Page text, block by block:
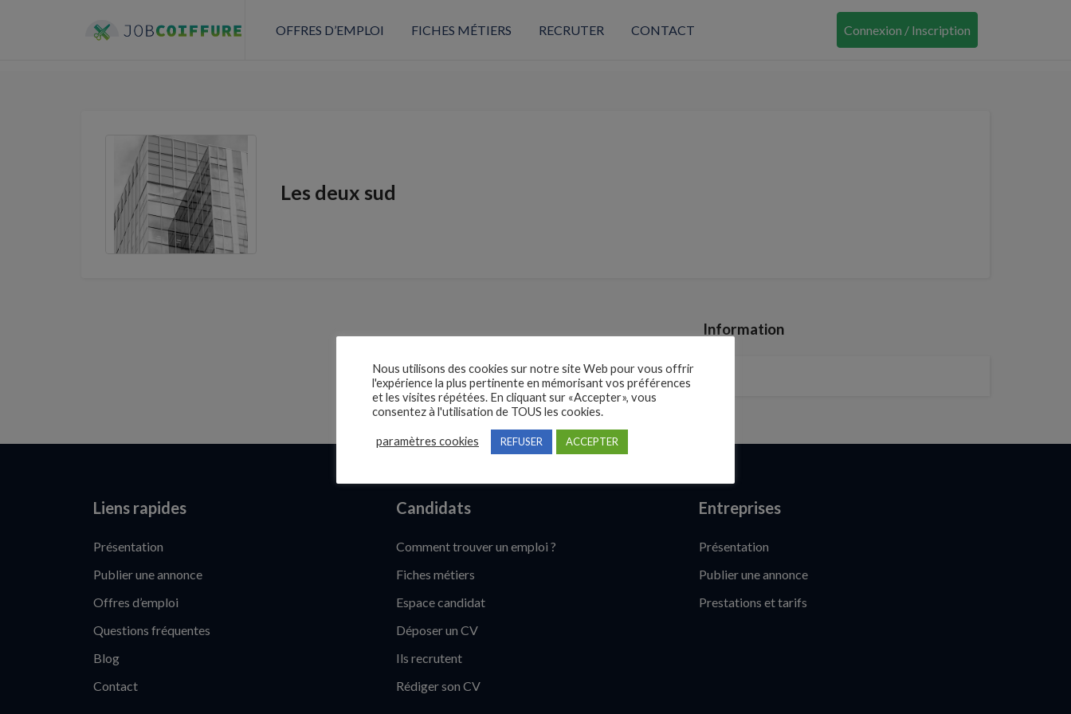
OFFRES D’EMPLOI FICHES MÉTIERS RECRUTER CONTACT Connexion / Inscription
Les deux sud
Information
Liens rapides
Présentation
Publier une annonce
Offres d’emploi
Questions fréquentes
Blog
Contact
Candidats
Comment trouver un emploi ?
Fiches métiers
Espace candidat
Déposer un CV
Ils recrutent
Rédiger son CV
Entreprises
Présentation
Publier une annonce
Prestations et tarifs
Nous utilisons des cookies sur notre site Web pour vous offrir
l'expérience la plus pertinente en mémorisant vos préférences
et les visites répétées. En cliquant sur «Accepter», vous
consentez à l'utilisation de TOUS les cookies.
paramètres cookies REFUSER ACCEPTER